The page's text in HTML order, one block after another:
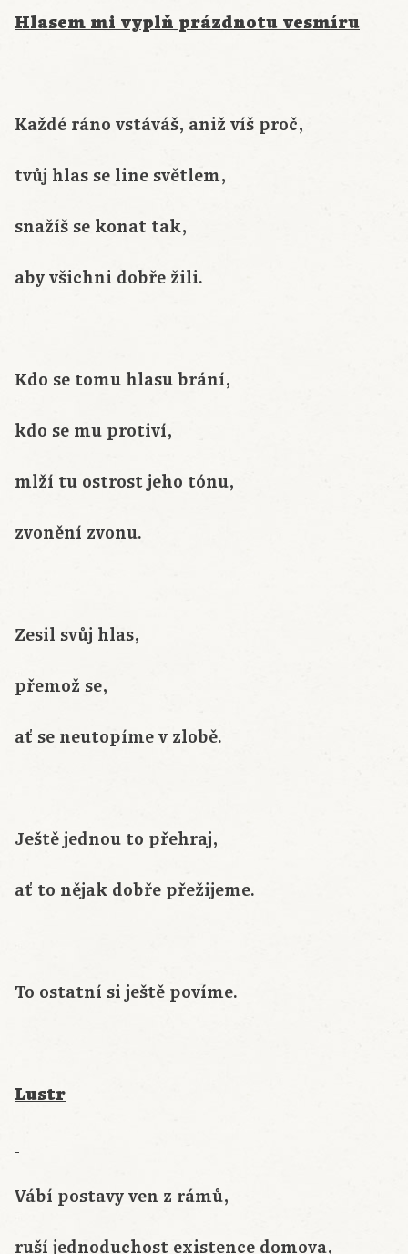
Hlasem mi vyplň prázdnotu vesmíru
Každé ráno vstáváš, aniž víš proč,
tvůj hlas se line světlem,
snažíš se konat tak,
aby všichni dobře žili.
Kdo se tomu hlasu brání,
kdo se mu protiví,
mlží tu ostrost jeho tónu,
zvonění zvonu.
Zesil svůj hlas,
přemož se,
ať se neutopíme v zlobě.
Ještě jednou to přehraj,
ať to nějak dobře přežijeme.
To ostatní si ještě povíme.
Lustr
Vábí postavy ven z rámů,
ruší jednoduchost existence domova,